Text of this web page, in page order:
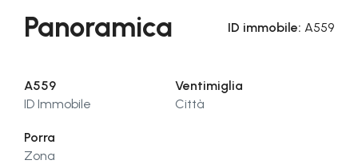
Panoramica ID immobile: A559
A559
ID Immobile
Ventimiglia
Città
Porra
Zona